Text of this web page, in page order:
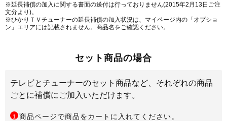
※延長補償の加入に関する書面の送付は行っておりません(2015年2月13日ご注
文分より)。
※ひかりＴＶチューナーの延長補償の加入状況は、マイページ内の「オプショ
ン」エリアには記載されません。商品名をご確認ください。
セット商品の場合
テレビとチューナーのセット商品など、それぞれの商品
ごとに補償にご加入いただけます。
1 商品ページで商品をカートに入れてください。